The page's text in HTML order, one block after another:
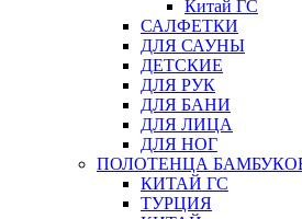
Китай ГС
САЛФЕТКИ
ДЛЯ САУНЫ
ДЕТСКИЕ
ДЛЯ РУК
ДЛЯ БАНИ
ДЛЯ ЛИЦА
ДЛЯ НОГ
ПОЛОТЕНЦА
КИТАЙ ГС
ТУРЦИЯ